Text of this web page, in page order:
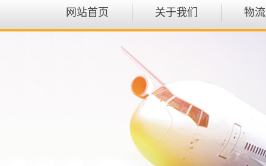
网站首页 关于我们
资质荣誉
发展历程
物
航
跨